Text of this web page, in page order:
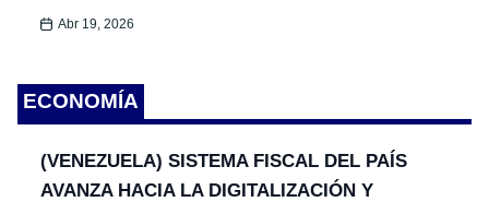
Abr 19, 2026
ECONOMÍA
(VENEZUELA) SISTEMA FISCAL DEL PAÍS
AVANZA HACIA LA DIGITALIZACIÓN Y